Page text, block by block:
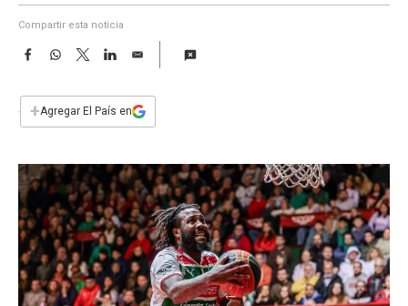
Compartir esta noticia
F
e
b
k
W
s
p
T
w
t
L
n
E
i
l
+Agregar El País en